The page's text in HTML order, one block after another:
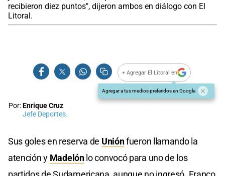
recibieron diez puntos", dijeron ambos en diálogo con El
Litoral.
+ Agregar El Litoral en
Agregar a tus medios preferidos en Google
Por:Enrique Cruz
Jefe Deportes.
Sus goles en reserva de Uniónfueron llamando la
atención y Madelónlo convocó para uno de los